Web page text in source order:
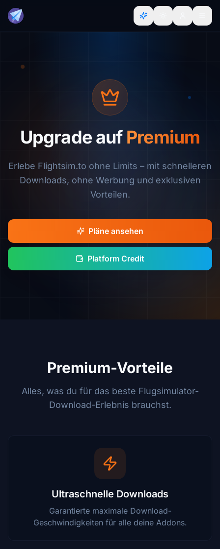
Upgrade auf Premium
Erlebe Flightsim.to ohne Limits – mit schnelleren
Downloads, ohne Werbung und exklusiven
Vorteilen.
Pläne ansehen
Platform Credit
Premium-Vorteile
Alles, was du für das beste Flugsimulator-
Download-Erlebnis brauchst.
Ultraschnelle Downloads
Garantierte maximale Download-
Geschwindigkeiten für alle deine Addons.